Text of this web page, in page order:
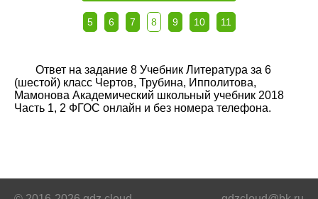
5 6 7 8 9 10 11
Ответ на задание 8 Учебник Литература за 6
(шестой) класс Чертов, Трубина, Ипполитова,
Мамонова Академический школьный учебник 2018
Часть 1, 2 ФГОС онлайн и без номера телефона.